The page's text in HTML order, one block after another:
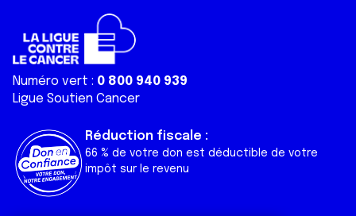
Numéro vert : 0 800 940 939
Ligue Soutien Cancer
Réduction fiscale :
66 % de votre don est déductible de votre
impôt sur le revenu